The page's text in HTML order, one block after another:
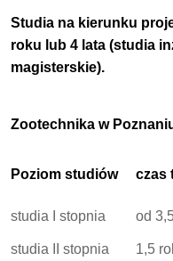
Studia na kierunku
roku lub 4 lata (studia
magisterskie).
Zootechnika w
Poziom studiów czas
studia I stopnia od
studia II stopnia 1,5